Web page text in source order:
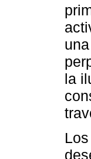
la
Los